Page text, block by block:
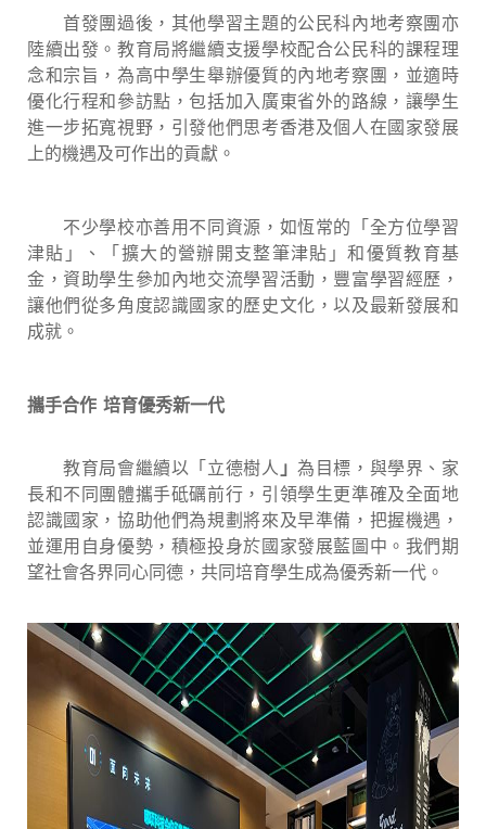
首發團過後，其他學習主題的公民科內地考察團亦
陸續出發。教育局將繼續支援學校配合公民科的課程理
念和宗旨，為高中學生舉辦優質的內地考察團，並適時
優化行程和參訪點，包括加入廣東省外的路線，讓學生
進一步拓寬視野，引發他們思考香港及個人在國家發展
上的機遇及可作出的貢獻。
不少學校亦善用不同資源，如恆常的「全方位學習
津貼」、「擴大的營辦開支整筆津貼」和優質教育基
金，資助學生參加內地交流學習活動，豐富學習經歷，
讓他們從多角度認識國家的歷史文化，以及最新發展和
成就。
攜手合作 培育優秀新一代
教育局會繼續以「立德樹人」為目標，與學界、家
長和不同團體攜手砥礪前行，引領學生更準確及全面地
認識國家，協助他們為規劃將來及早準備，把握機遇，
並運用自身優勢，積極投身於國家發展藍圖中。我們期
望社會各界同心同德，共同培育學生成為優秀新一代。